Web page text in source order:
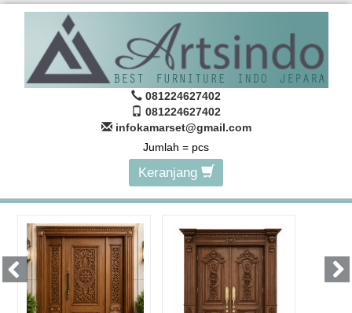
081224627402
081224627402
infokamarset@gmail.com
Jumlah = pcs
Keranjang